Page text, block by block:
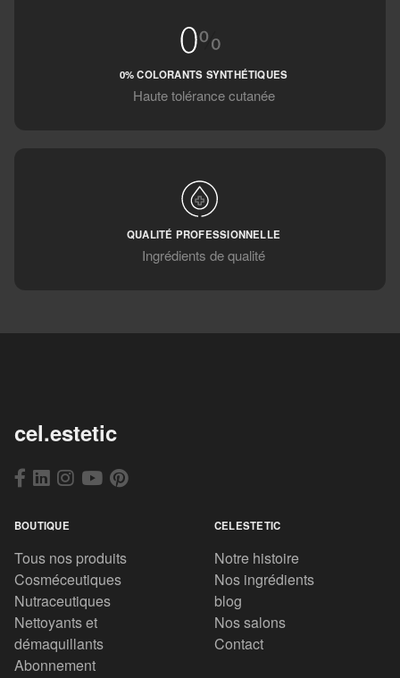
0% COLORANTS SYNTHÉTIQUES
Haute tolérance cutanée
QUALITÉ PROFESSIONNELLE
Ingrédients de qualité
cel.estetic
BOUTIQUE
Tous nos produits
Cosméceutiques
Nutraceutiques
Nettoyants et
démaquillants
Abonnement
CELESTETIC
Notre histoire
Nos ingrédients
blog
Nos salons
Contact